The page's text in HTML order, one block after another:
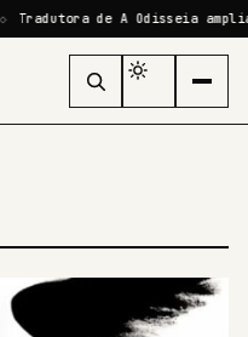
Tradutora de A Odisseia